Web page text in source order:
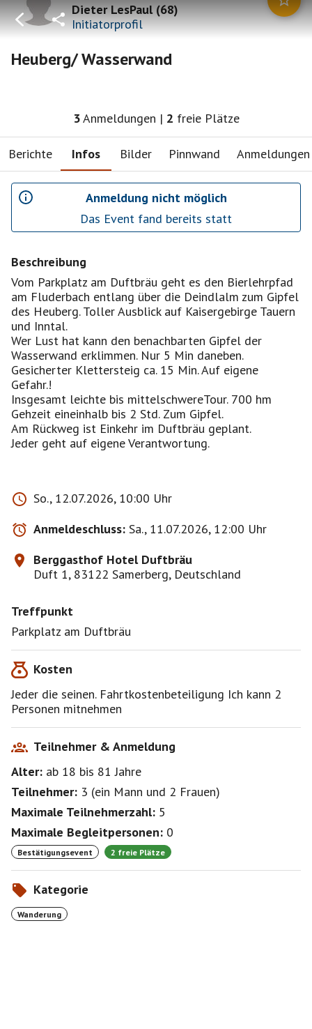
Dieter LesPaul(68)
Initiatorprofil
Heuberg/ Wasserwand
3Anmeldungen | 2 freie Plätze
Berichte Infos Bilder Pinnwand Anmeldungen
Anmeldung nicht möglich
Das Event fand bereits statt
Beschreibung
Vom Parkplatz am Duftbräu geht es den Bierlehrpfad
am Fluderbach entlang über die Deindlalm zum Gipfel
des Heuberg. Toller Ausblick auf Kaisergebirge Tauern
und Inntal.
Wer Lust hat kann den benachbarten Gipfel der
Wasserwand erklimmen. Nur 5 Min daneben.
Gesicherter Klettersteig ca. 15 Min. Auf eigene
Gefahr.!
Insgesamt leichte bis mittelschwereTour. 700 hm
Gehzeit eineinhalb bis 2 Std. Zum Gipfel.
Am Rückweg ist Einkehr im Duftbräu geplant.
Jeder geht auf eigene Verantwortung.
So., 12.07.2026, 10:00 Uhr
Anmeldeschluss: Sa., 11.07.2026, 12:00 Uhr
Berggasthof Hotel Duftbräu
Duft 1, 83122 Samerberg, Deutschland
Treffpunkt
Parkplatz am Duftbräu
Kosten
Jeder die seinen. Fahrtkostenbeteiligung Ich kann 2
Personen mitnehmen
Teilnehmer & Anmeldung
Alter: ab 18 bis 81Jahre
Teilnehmer: 3 (ein Mann und 2 Frauen)
Maximale Teilnehmerzahl: 5
Maximale Begleitpersonen: 0
Bestätigungsevent 2 freie Plätze
Kategorie
Wanderung